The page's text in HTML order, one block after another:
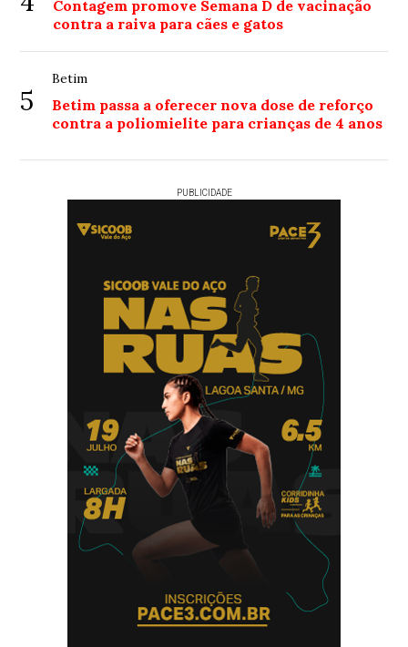
Contagem promove Semana D de vacinação
contra a raiva para cães e gatos
5
Betim
Betim passa a oferecer nova dose de reforço
contra a poliomielite para crianças de 4 anos
PUBLICIDADE